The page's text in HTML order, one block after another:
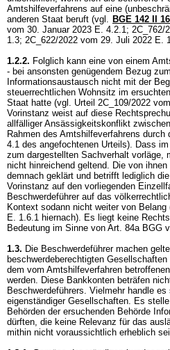
Amtshilfeverfahrens auf eine
anderen Staat beruft (vgl. BGE 142 II
vom 30. Januar 2023 E. 4.2.1; 2C_762/
1.3; 2C_622/2022 vom 29. Juli 2022 E.
1.2.2. Folglich kann eine von einem
- bei ansonsten genügendem Bezug
Informationsaustausch nicht mit der
steuerrechtlichen Wohnsitz im
Staat hatte (vgl. Urteil 2C_109/2022
Vorinstanz weist auf diese
allfälliger Ansässigkeitskonflikt
Rahmen des Amtshilfeverfahrens
4.1 des angefochtenen Urteils). Dass
zum dargestellten Sachverhalt vorläge,
nicht hinreichend geltend. Die von
demnach geklärt und betrifft lediglich
Vorinstanz auf den vorliegenden
Beschwerdeführer auf das
Kontext sodann nicht weiter von
E. 1.6.1 hiernach). Es liegt keine
Bedeutung im Sinne von Art. 84a BGG
1.3. Die Beschwerdeführer machen
beschwerdeberechtigten
dem vom Amtshilfeverfahren
werden. Diese Bankkonten beträfen
Beschwerdeführers. Vielmehr handle
eigenständiger Gesellschaften. Es
Behörden der ersuchenden Behörde
dürften, die keine Relevanz für das
mithin nicht voraussichtlich erheblich